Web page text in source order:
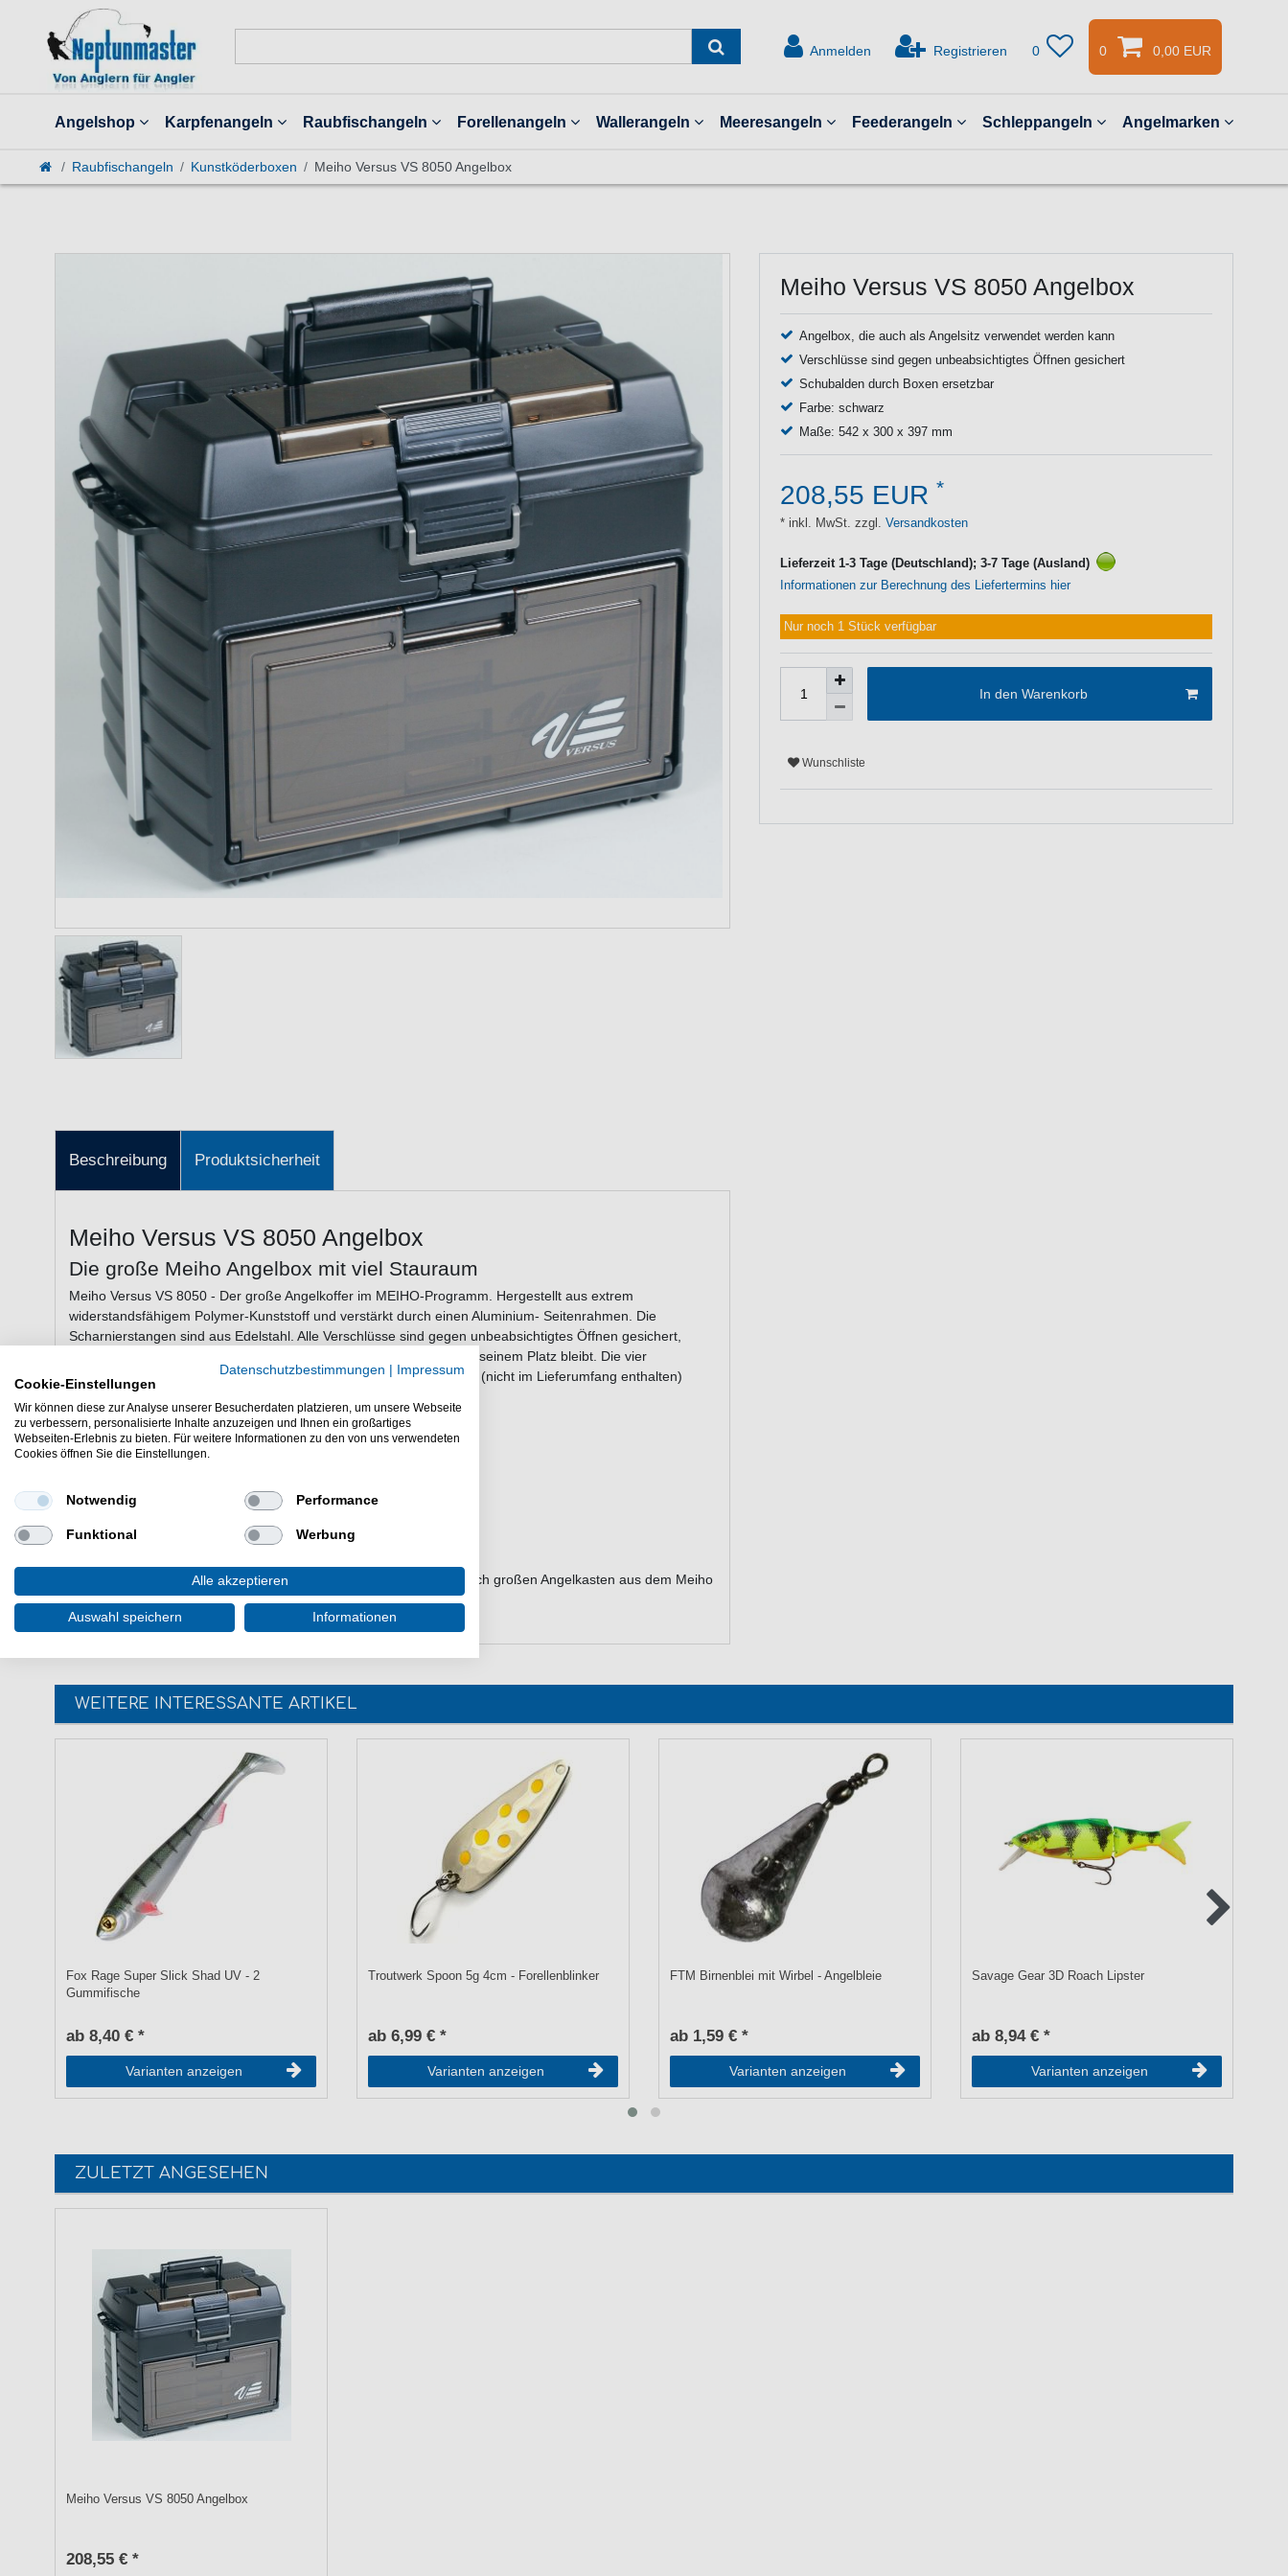
Anmelden Registrieren 0 0 0,00 EUR
Angelshop Karpfenangeln Raubfischangeln Forellenangeln Wallerangeln Meeresangeln Feederangeln Schleppangeln Angelmarken
Raubfischangeln Kunstköderboxen Meiho Versus VS 8050 Angelbox
Meiho Versus VS 8050 Angelbox
Angelbox, die auch als Angelsitz verwendet werden kann
Verschlüsse sind gegen unbeabsichtigtes Öffnen gesichert
Schubalden durch Boxen ersetzbar
Farbe: schwarz
Maße: 542 x 300 x 397 mm
208,55 EUR *
* inkl. MwSt. zzgl. Versandkosten
Lieferzeit 1-3 Tage (Deutschland); 3-7 Tage (Ausland)
Informationen zur Berechnung des Liefertermins hier
Nur noch 1 Stück verfügbar
In den Warenkorb
Wunschliste
Beschreibung Produktsicherheit
Meiho Versus VS 8050 Angelbox
Die große Meiho Angelbox mit viel Stauraum
Meiho Versus VS 8050 - Der große Angelkoffer im MEIHO-Programm. Hergestellt aus extrem
widerstandsfähigem Polymer-Kunststoff und verstärkt durch einen Aluminium- Seitenrahmen. Die
Scharnierstangen sind aus Edelstahl. Alle Verschlüsse sind gegen unbeabsichtigtes Öffnen gesichert,
damit auch bei starkem Seegang oder holperiger Autofahrt alles an seinem Platz bleibt. Die vier
Schubladen können bei Bedarf durch vier Boxen des Typs VS-3045 (nicht im Lieferumfang enthalten)
ersetzt werden
Eigenschaften der Meiho Versus VS 8050
Farbe: schwarz
Maße: 542 x 300 x 397 mm
Meiho Versus VS 8050 Angelbox - Hier bieten wir Ihnen einen wirklich großen Angelkasten aus dem Meiho
Angelkoffer Sortmient mit 54x30x39cm an.
WEITERE INTERESSANTE ARTIKEL
Fox Rage Super Slick Shad UV - 2
Gummifische
ab 8,40 € *
Varianten anzeigen
Troutwerk Spoon 5g 4cm - Forellenblinker
ab 6,99 € *
Varianten anzeigen
FTM Birnenblei mit Wirbel - Angelbleie
ab 1,59 € *
Varianten anzeigen
Savage Gear 3D Roach Lipster
ab 8,94 € *
Varianten anzeigen
ZULETZT ANGESEHEN
Meiho Versus VS 8050 Angelbox
208,55 € *
Datenschutzbestimmungen | Impressum
Cookie-Einstellungen
Wir können diese zur Analyse unserer Besucherdaten platzieren, um unsere Webseite
zu verbessern, personalisierte Inhalte anzuzeigen und Ihnen ein großartiges
Webseiten-Erlebnis zu bieten. Für weitere Informationen zu den von uns verwendeten
Cookies öffnen Sie die Einstellungen.
Notwendig Performance
Funktional Werbung
Alle akzeptieren
Auswahl speichern Informationen